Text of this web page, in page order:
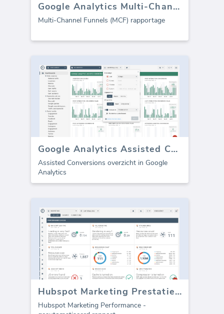
Google Analytics Multi-Channel Funnels
Multi-Channel Funnels (MCF) rapportage
Google Analytics Assisted Conversions
Assisted Conversions overzicht in Google
Analytics
Hubspot Marketing Prestaties (Rapport)
Hubspot Marketing Performance -